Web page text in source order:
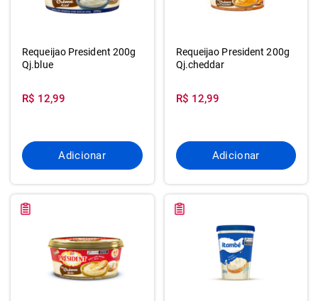
Requeijao President 200g
Qj.blue
R$ 12,99
Adicionar
Requeijao President 200g
Qj.cheddar
R$ 12,99
Adicionar